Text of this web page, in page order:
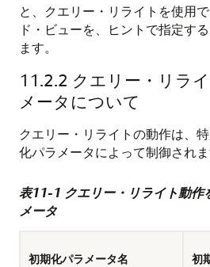
と、クエリー・リライトを使用
ド・ビューを、ヒントで指定す
ます。
11.2.2 クエリー・リラ
メータについて
クエリー・リライトの動作は、
化パラメータによって制御されま
表11-1 クエリー・リライト動作
メータ
初期化パラメータ名 初